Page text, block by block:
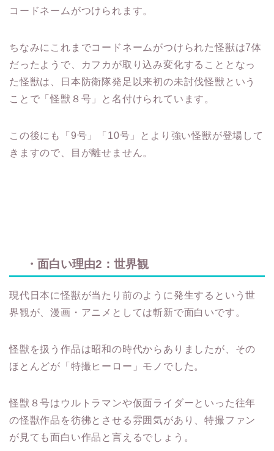
コードネームがつけられます。
ちなみにこれまでコードネームがつけられた怪獣は7体
だったようで、カフカが取り込み変化することとなっ
た怪獣は、日本防衛隊発足以来初の未討伐怪獣という
ことで「怪獣８号」と名付けられています。
この後にも「9号」「10号」とより強い怪獣が登場して
きますので、目が離せません。
・面白い理由2：世界観
現代日本に怪獣が当たり前のように発生するという世
界観が、漫画・アニメとしては斬新で面白いです。
怪獣を扱う作品は昭和の時代からありましたが、その
ほとんどが「特撮ヒーロー」モノでした。
怪獣８号はウルトラマンや仮面ライダーといった往年
の怪獣作品を彷彿とさせる雰囲気があり、特撮ファン
が見ても面白い作品と言えるでしょう。